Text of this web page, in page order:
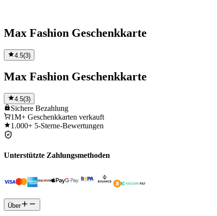
Max Fashion Geschenkkarte
4.5(3)
Max Fashion Geschenkkarte
4.5(3)
Sichere Bezahlung
1M+ Geschenkkarten verkauft
1.000+ 5-Sterne-Bewertungen
Unterstützte Zahlungsmethoden
Über